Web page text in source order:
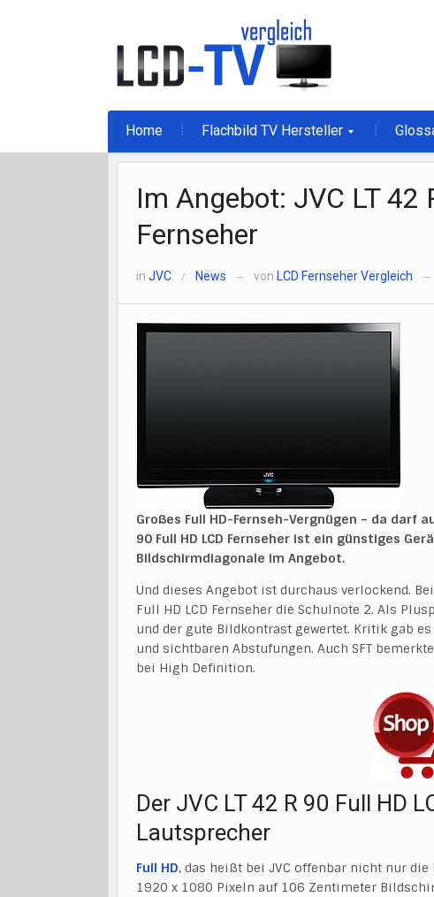
Home Flachbild TV Hersteller
Im Angebot: JVC LT 42
Fernseher
in JVC / News — von LCD Fernseher Vergleich —
Großes Full HD-Fernseh-Vergnügen – da darf
90 Full HD LCD Fernseher ist ein günstiges
Bildschirmdiagonale im Angebot.
Und dieses Angebot ist durchaus verlockend.
Full HD LCD Fernseher die Schulnote 2. Als
und der gute Bildkontrast gewertet. Kritik gab
und sichtbaren Abstufungen. Auch SFT
bei High Definition.
Der JVC LT 42 R 90 Full HD
Lautsprecher
Full HD, das heißt bei JVC offenbar nicht nur
1920 x 1080 Pixeln auf 106 Zentimeter